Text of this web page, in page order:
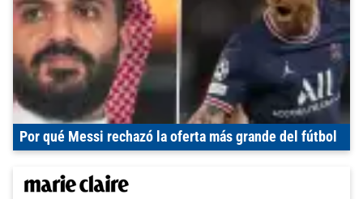
Por qué Messi rechazó la oferta más grande del fútbol